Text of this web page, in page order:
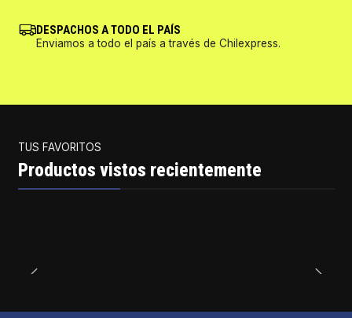
DESPACHOS A TODO EL PAÍS
Enviamos a todo el país a través de Chilexpress.
TUS FAVORITOS
Productos vistos recientemente